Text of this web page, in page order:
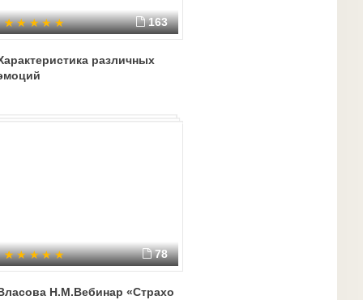
163
различных
78
Н.М.Вебинар «Страхо